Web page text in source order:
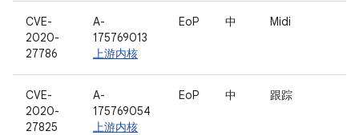
CVE-
2020-
27786
A-
175769013
上游内核
EoP 中 Midi
CVE-
2020-
27825
A-
175769054
上游内核
EoP 中 跟踪